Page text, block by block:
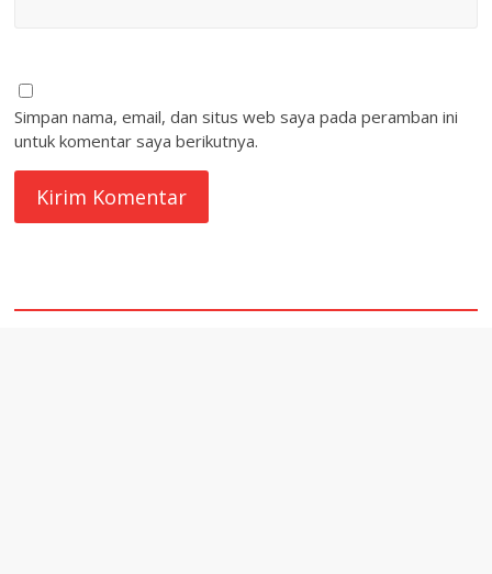
Simpan nama, email, dan situs web saya pada peramban ini
untuk komentar saya berikutnya.